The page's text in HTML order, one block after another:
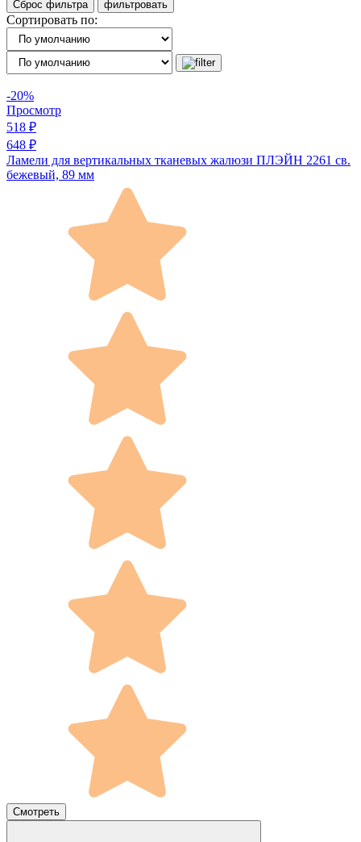
Сортировать по:
-20%
Просмотр
518 ₽
648 ₽
Ламели для вертикальных тканевых жалюзи ПЛЭЙН 2261 св.
бежевый, 89 мм
Смотреть